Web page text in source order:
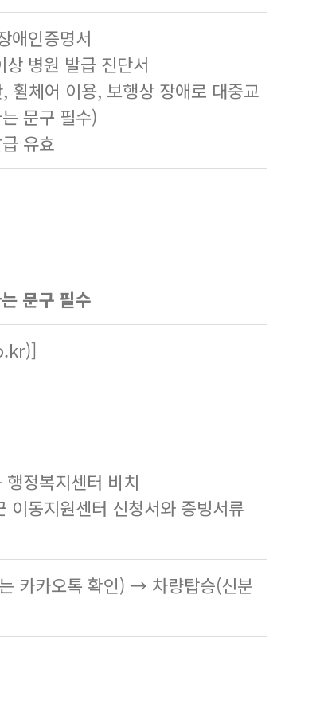
애인증명서
상 병원 발급 진단서
, 휠체어 이용, 보행상 장애로 대중교
문구 필수)
유효
문구 필수
)]
정복지센터 비치
동지원센터 신청서와 증빙서류
카카오톡 확인) → 차량탑승(신분